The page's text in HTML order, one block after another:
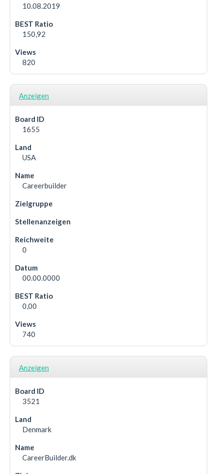
10.08.2019
150,92
820
Anzeigen
1655
USA
Careerbuilder
0
00.00.0000
0,00
740
Anzeigen
3521
Denmark
CareerBuilder.dk